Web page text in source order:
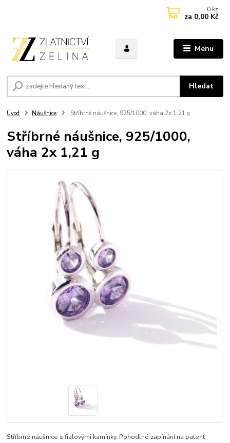
Menu
Hledat
0 ks
za 0,00 Kč
Úvod Náušnice Stříbrné náušnice, 925/1000, váha 2x 1,21 g
Stříbrné náušnice, 925/1000,
váha 2x 1,21 g
Stříbrné náušnice s fialovými kamínky. Pohodlné zapínání na patent-